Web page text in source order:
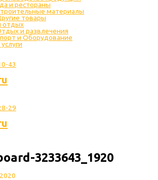
и рестораны
материалы
товары
отдых
и развлечения
и Оборудование
43
29
3233643_1920